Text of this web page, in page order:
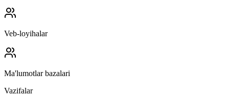
Veb-loyihalar
Ma'lumotlar bazalari
Vazifalar